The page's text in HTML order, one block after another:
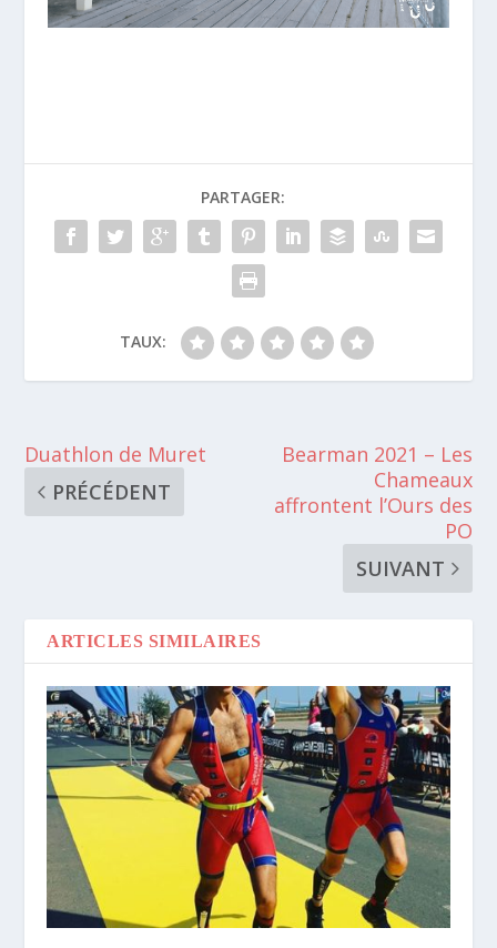
PARTAGER:
TAUX:
Duathlon de Muret
PRÉCÉDENT
Bearman 2021 – Les
Chameaux
affrontent l’Ours des
PO
SUIVANT
ARTICLES SIMILAIRES